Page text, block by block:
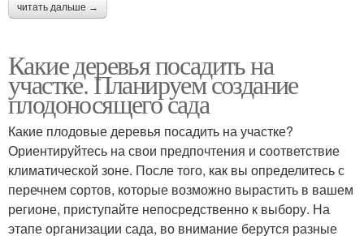
читать дальше →
Какие деревья посадить на
участке. Планируем создание
плодоносящего сада
Какие плодовые деревья посадить на участке?
Ориентируйтесь на свои предпочтения и соответствие
климатической зоне. После того, как вы определитесь с
перечнем сортов, которые возможно вырастить в вашем
регионе, приступайте непосредственно к выбору. На
этапе организации сада, во внимание берутся разные